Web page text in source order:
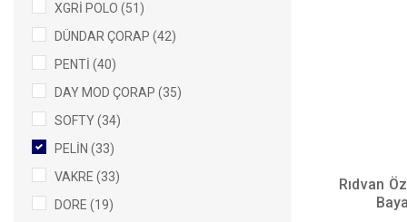
XGRİ POLO (51)
DÜNDAR ÇORAP (42)
PENTİ (40)
DAY MOD ÇORAP (35)
SOFTY (34)
PELİN (33)
VAKRE (33)
DORE (19)
Rıdvan